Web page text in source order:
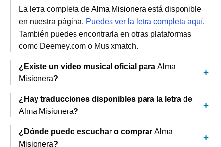
La letra completa deAlma Misionera está disponible
en nuestra página. Puedes ver la letra completa aquí.
También puedes encontrarla en otras plataformas
como Deemey.com o Musixmatch.
¿Existe un video musical oficial para Alma
Misionera?
¿Hay traducciones disponibles para la letra de
Alma Misionera?
¿Dónde puedo escuchar o comprar Alma
Misionera?